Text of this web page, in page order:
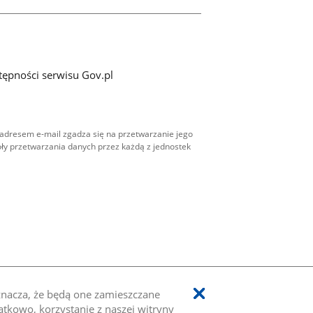
że będą one zamieszczane
korzystanie z naszej witryny
serwisu Gov.pl
e-mail zgadza się na przetwarzanie jego
przetwarzania danych przez każdą z jednostek